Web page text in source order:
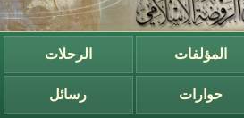
المؤلفات الرحلات
حوارات رسائل